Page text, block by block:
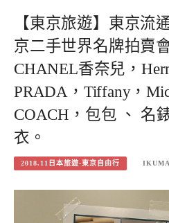
【東京旅遊】東京流
京二手世界名牌拍賣
CHANEL香奈兒，
PRADA，Tiffany，
COACH，包包 、 名
衣。
2018.11日本旅遊-東京自由行 IKUMA